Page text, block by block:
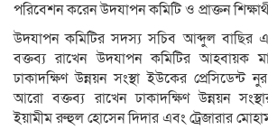
পরিবেশন করেন উদযাপন কমিটি ও প্রাক্তন
উদযাপন কমিটির সদস্য সচিব আব্দুল বাছির
বক্তব্য রাখেন উদযাপন কমিটির আহবায়ক
ঢাকাদক্ষিণ উন্নয়ন সংস্থা ইউকের প্রেসিডেন্ট
আরো বক্তব্য রাখেন ঢাকাদক্ষিণ উন্নয়ন
ইয়ামীম রুহুল হোসেন দিদার এবং ট্রেজারার